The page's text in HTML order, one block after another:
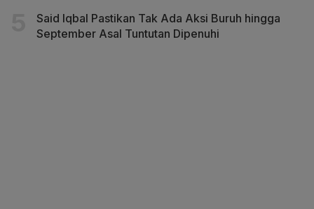
Said Iqbal Pastikan Tak Ada Aksi Buruh hingga
September Asal Tuntutan Dipenuhi